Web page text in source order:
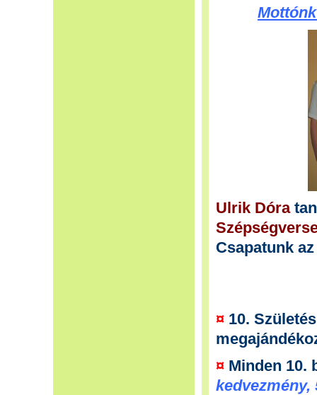
Ulrik Dóra
Csapatunk
¤ 10.
¤ Minden 10.
kedvezmény,